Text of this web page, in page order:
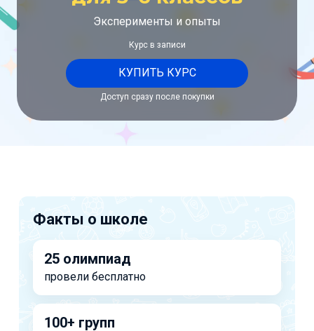
Эксперименты и опыты
Курс в записи
КУПИТЬ КУРС
Доступ сразу после покупки
Факты о школе
25 олимпиад
провели бесплатно
100+ групп